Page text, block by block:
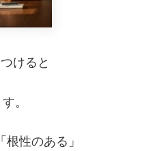
けると
。
根性のある」